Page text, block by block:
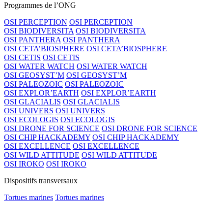
Programmes de l’ONG
OSI PERCEPTION OSI PERCEPTION
OSI BIODIVERSITA OSI BIODIVERSITA
OSI PANTHERA OSI PANTHERA
OSI CETA’BIOSPHERE OSI CETA’BIOSPHERE
OSI CETIS OSI CETIS
OSI WATER WATCH OSI WATER WATCH
OSI GEOSYST’M OSI GEOSYST’M
OSI PALEOZOIC OSI PALEOZOIC
OSI EXPLOR’EARTH OSI EXPLOR’EARTH
OSI GLACIALIS OSI GLACIALIS
OSI UNIVERS OSI UNIVERS
OSI ECOLOGIS OSI ECOLOGIS
OSI DRONE FOR SCIENCE OSI DRONE FOR SCIENCE
OSI CHIP HACKADEMY OSI CHIP HACKADEMY
OSI EXCELLENCE OSI EXCELLENCE
OSI WILD ATTITUDE OSI WILD ATTITUDE
OSI IROKO OSI IROKO
Dispositifs transversaux
Tortues marines Tortues marines